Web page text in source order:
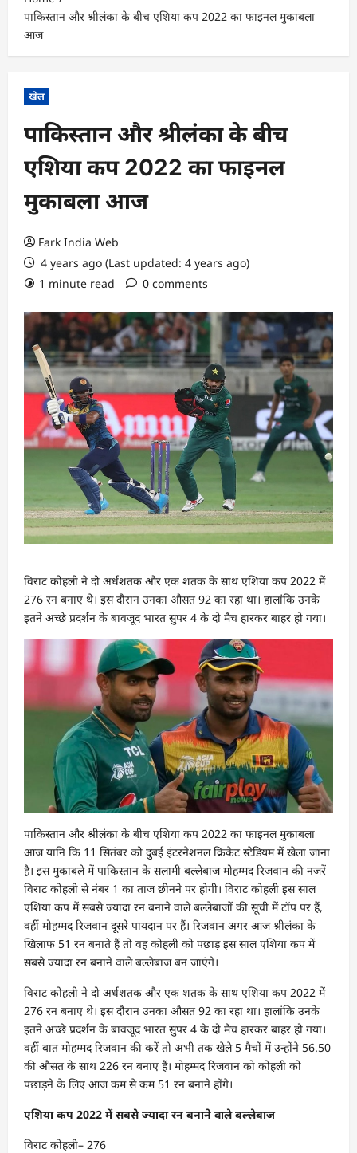
पाकिस्तान और श्रीलंका के बीच एशिया कप 2022 का फाइनल मुकाबला
आज
खेल
पाकिस्तान और श्रीलंका के बीच
एशिया कप 2022 का फाइनल
मुकाबला आज
Fark India Web
4 years ago (Last updated: 4 years ago)
1 minute read
0 comments
विराट कोहली ने दो अर्धशतक और एक शतक के साथ एशिया कप 2022 में
276 रन बनाए थे। इस दौरान उनका औसत 92 का रहा था। हालांकि उनके
इतने अच्छे प्रदर्शन के बावजूद भारत सुपर 4 के दो मैच हारकर बाहर हो गया।
पाकिस्तान और श्रीलंका के बीच एशिया कप 2022 का फाइनल मुकाबला
आज यानि कि 11 सितंबर को दुबई इंटरनेशनल क्रिकेट स्टेडियम में खेला जाना
है। इस मुकाबले में पाकिस्तान के सलामी बल्लेबाज मोहम्मद रिजवान की नजरें
विराट कोहली से नंबर 1 का ताज छीनने पर होगी। विराट कोहली इस साल
एशिया कप में सबसे ज्यादा रन बनाने वाले बल्लेबाजों की सूची में टॉप पर हैं,
वहीं मोहम्मद रिजवान दूसरे पायदान पर हैं। रिजवान अगर आज श्रीलंका के
खिलाफ 51 रन बनाते हैं तो वह कोहली को पछाड़ इस साल एशिया कप में
सबसे ज्यादा रन बनाने वाले बल्लेबाज बन जाएंगे।
विराट कोहली ने दो अर्धशतक और एक शतक के साथ एशिया कप 2022 में
276 रन बनाए थे। इस दौरान उनका औसत 92 का रहा था। हालांकि उनके
इतने अच्छे प्रदर्शन के बावजूद भारत सुपर 4 के दो मैच हारकर बाहर हो गया।
वहीं बात मोहम्मद रिजवान की करें तो अभी तक खेले 5 मैचों में उन्होंने 56.50
की औसत के साथ 226 रन बनाए हैं। मोहम्मद रिजवान को कोहली को
पछाड़ने के लिए आज कम से कम 51 रन बनाने होंगे।
एशिया कप 2022 में सबसे ज्यादा रन बनाने वाले बल्लेबाज
विराट कोहली– 276